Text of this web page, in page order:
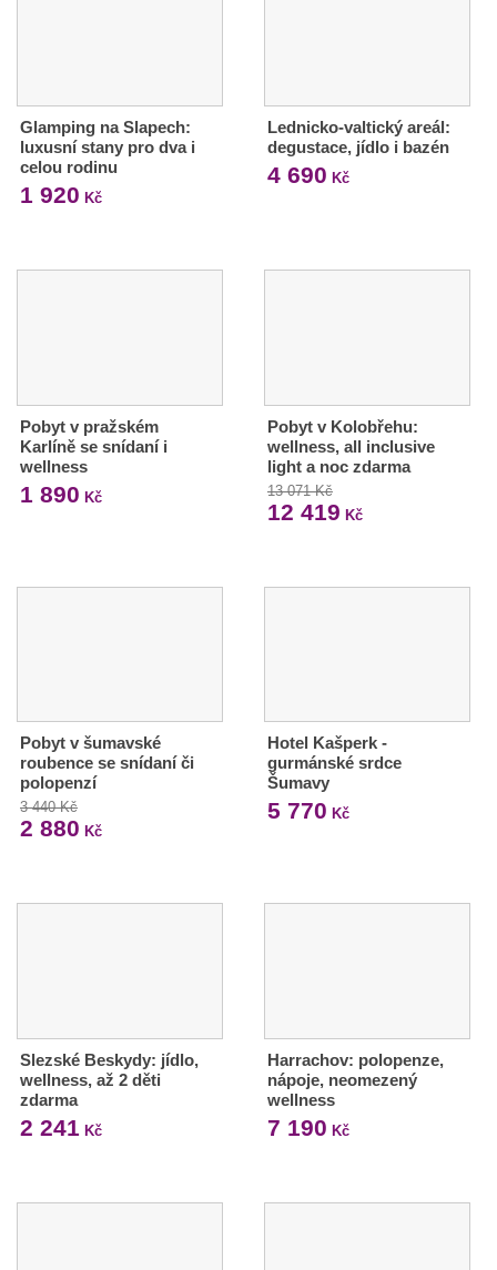
Glamping na Slapech:
luxusní stany pro dva i
celou rodinu
1 920 Kč
Lednicko-valtický areál:
degustace, jídlo i bazén
4 690 Kč
Pobyt v pražském
Karlíně se snídaní i
wellness
1 890 Kč
Pobyt v Kolobřehu:
wellness, all inclusive
light a noc zdarma
13 071 Kč
12 419 Kč
Pobyt v šumavské
roubence se snídaní či
polopenzí
3 440 Kč
2 880 Kč
Hotel Kašperk -
gurmánské srdce
Šumavy
5 770 Kč
Slezské Beskydy: jídlo,
wellness, až 2 děti
zdarma
2 241 Kč
Harrachov: polopenze,
nápoje, neomezený
wellness
7 190 Kč